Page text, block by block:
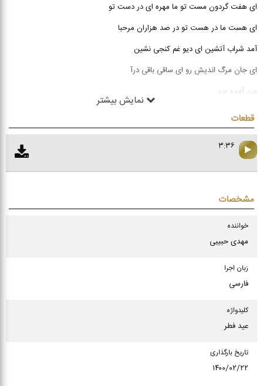
ای هفت گردون مست تو ما مهره ای در دست تو
ای هست ما در هست تو در صد هزاران مرحبا
آمد شراب آتشین ای دیو غم کنجی نشین
ای جان مرگ اندیش رو ای ساقی باقی درآ
عید آمده عید
نمایش بیشتر
قطعات
۳:۳۶
مشخصات
خواننده
مهدی حبیبی
زبان اجرا
فارسی
كلیدواژه
عید فطر
تاریخ بارگذاری
۱۴۰۰/۰۲/۲۲